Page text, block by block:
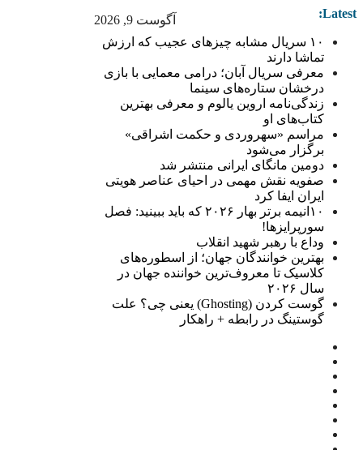
آگوست 9, 2026 Latest:
۱۰ سریال مشابه چیزهای عجیب که ارزش
تماشا دارند
معرفی سریال آبان؛ درامی معمایی با بازی
درخشان ستاره‌های سینما
زندگی‌نامه اروین یالوم و معرفی بهترین
کتاب‌های او
مراسم «سهروردی و حکمت اشراقی»
برگزار می‌شود
دومین مانگای ایرانی منتشر شد
صفویه نقش مهمی در احیای عناصر هویتی
ایران ایفا کرد
۱۰انیمه برتر بهار ۲۰۲۶ که باید ببینید: فصل
سورپرایزها!
وداع با رهبر شهید انقلاب
بهترین خوانندگان جهان؛ از اسطوره‌های
کلاسیک تا معروف‌ترین خواننده جهان در
سال ۲۰۲۶
گوست کردن (Ghosting) یعنی چی؟ علت
گوستینگ در رابطه + راهکار